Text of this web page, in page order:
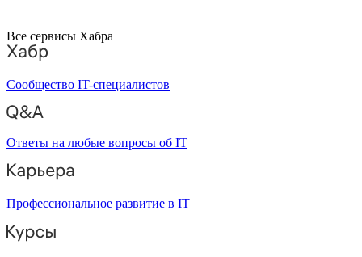
Все сервисы Хабра
Сообщество IT-специалистов
Ответы на любые вопросы об IT
Профессиональное развитие в IT